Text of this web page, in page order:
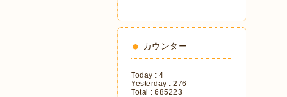
カウンター
Today : 4
Yesterday : 276
Total : 685223